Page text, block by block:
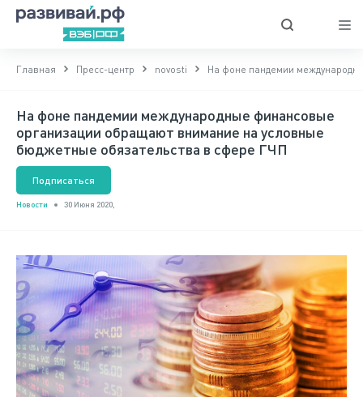
Главная Пресс-центр novosti На фоне пандемии
На фоне пандемии международные финансовые
организации обращают внимание на условные
бюджетные обязательства в сфере ГЧП
Подписаться
Новости 30 Июня 2020,